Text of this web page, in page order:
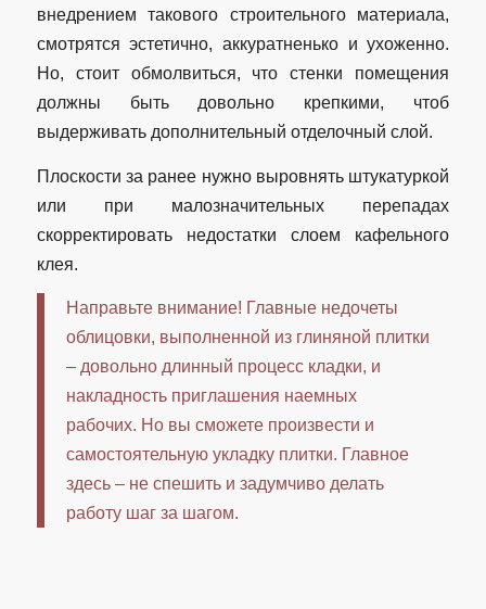
внедрением такового строительного материала,
смотрятся эстетично, аккуратненько и ухоженно.
Но, стоит обмолвиться, что стенки помещения
должны быть довольно крепкими, чтоб
выдерживать дополнительный отделочный слой.
Плоскости за ранее нужно выровнять штукатуркой
или при малозначительных перепадах
скорректировать недостатки слоем кафельного
клея.
Направьте внимание! Главные недочеты
облицовки, выполненной из глиняной плитки
– довольно длинный процесс кладки, и
накладность приглашения наемных
рабочих. Но вы сможете произвести и
самостоятельную укладку плитки. Главное
здесь – не спешить и задумчиво делать
работу шаг за шагом.